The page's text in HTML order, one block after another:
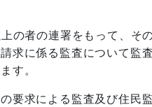
の者の連署をもって、そ
求に係る監査について監
す。
求による監査及び住民